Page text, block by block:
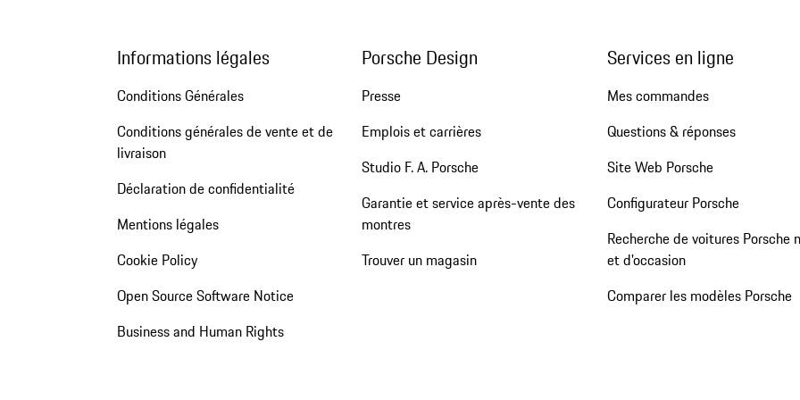
Informations légales
Conditions Générales
Conditions générales de vente et de
livraison
Déclaration de confidentialité
Mentions légales
Cookie Policy
Open Source Software Notice
Business and Human Rights
Porsche Design
Presse
Emplois et carrières
Studio F. A. Porsche
Garantie et service après-vente des
montres
Trouver un magasin
Services en ligne
Mes commandes
Questions & réponses
Site Web Porsche
Configurateur Porsche
Recherche de voitures Porsche
et d'occasion
Comparer les modèles Porsche